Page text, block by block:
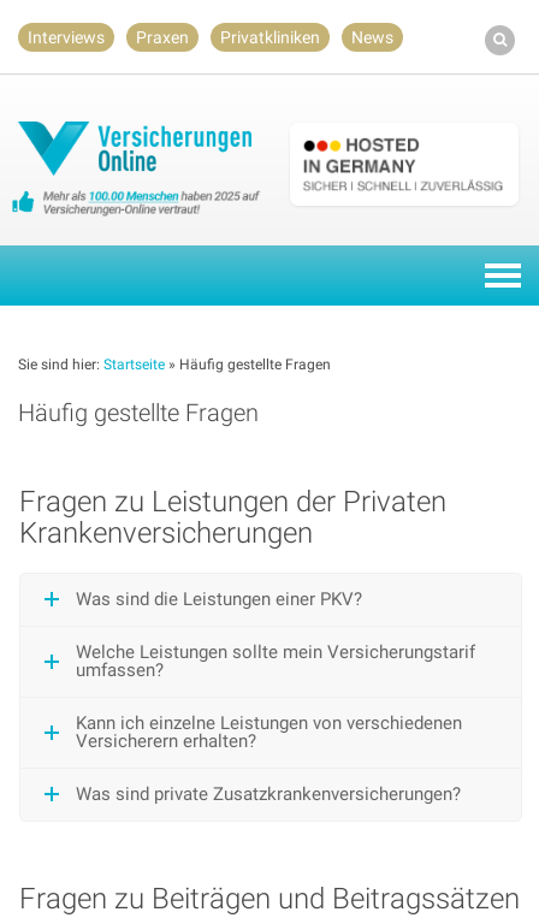
content
Interviews Praxen Privatkliniken News
Sie sind hier: Startseite » Häufig gestellte Fragen
Häufig gestellte Fragen
Fragen zu Leistungen der Privaten
Krankenversicherungen
Was sind die Leistungen einer PKV?
Welche Leistungen sollte mein Versicherungstarif
umfassen?
Kann ich einzelne Leistungen von verschiedenen
Versicherern erhalten?
Was sind private Zusatzkrankenversicherungen?
Fragen zu Beiträgen und Beitragssätzen